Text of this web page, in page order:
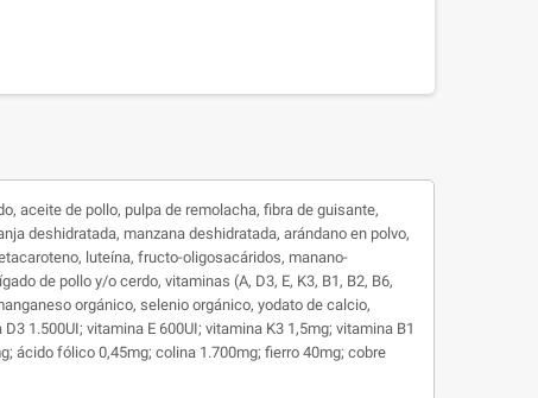
aceite de pollo, pulpa de remolacha, fibra de guisante,
deshidratada, manzana deshidratada, arándano en polvo,
luteína, fructo-oligosacáridos, manano-
de pollo y/o cerdo, vitaminas (A, D3, E, K3, B1, B2, B6,
orgánico, selenio orgánico, yodato de calcio,
1.500UI; vitamina E 600UI; vitamina K3 1,5mg; vitamina B1
ácido fólico 0,45mg; colina 1.700mg; fierro 40mg; cobre